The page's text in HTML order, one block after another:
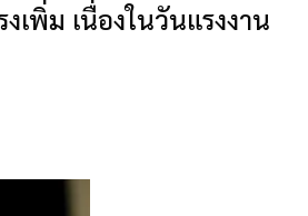
เพิ่ม เนื่องในวันแรงงาน